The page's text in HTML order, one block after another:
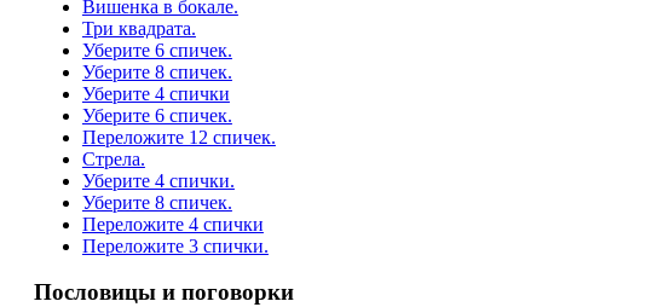
Вишенка в бокале.
Три квадрата.
Уберите 6 спичек.
Уберите 8 спичек.
Уберите 4 спички
Уберите 6 спичек.
Переложите 12 спичек.
Стрела.
Уберите 4 спички.
Уберите 8 спичек.
Переложите 4 спички
Переложите 3 спички.
Пословицы и поговорки